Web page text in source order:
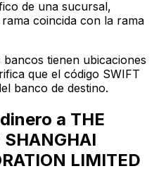
de una sucursal,
coincida con la rama
bancos tienen ubicaciones
que el código SWIFT
banco de destino.
a THE
SHANGHAI
LIMITED